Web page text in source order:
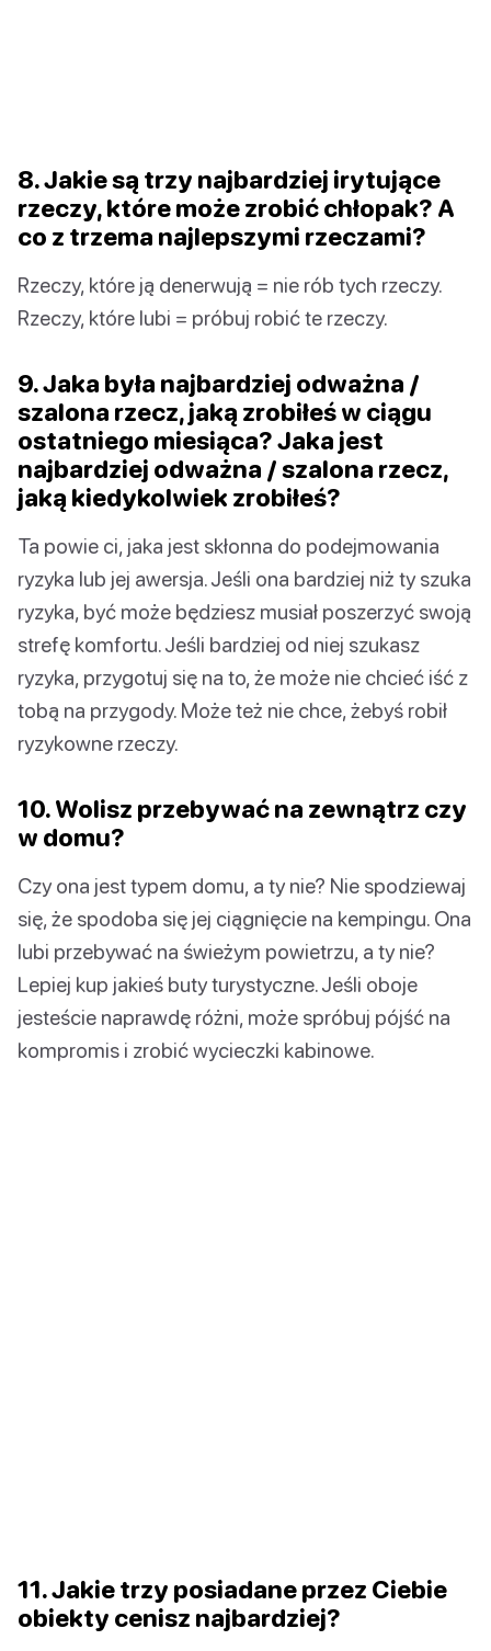
8. Jakie są trzy najbardziej irytujące
rzeczy, które może zrobić chłopak? A
co z trzema najlepszymi rzeczami?
Rzeczy, które ją denerwują = nie rób tych rzeczy.
Rzeczy, które lubi = próbuj robić te rzeczy.
9. Jaka była najbardziej odważna /
szalona rzecz, jaką zrobiłeś w ciągu
ostatniego miesiąca? Jaka jest
najbardziej odważna / szalona rzecz,
jaką kiedykolwiek zrobiłeś?
Ta powie ci, jaka jest skłonna do podejmowania
ryzyka lub jej awersja. Jeśli ona bardziej niż ty szuka
ryzyka, być może będziesz musiał poszerzyć swoją
strefę komfortu. Jeśli bardziej od niej szukasz
ryzyka, przygotuj się na to, że może nie chcieć iść z
tobą na przygody. Może też nie chce, żebyś robił
ryzykowne rzeczy.
10. Wolisz przebywać na zewnątrz czy
w domu?
Czy ona jest typem domu, a ty nie? Nie spodziewaj
się, że spodoba się jej ciągnięcie na kempingu. Ona
lubi przebywać na świeżym powietrzu, a ty nie?
Lepiej kup jakieś buty turystyczne. Jeśli oboje
jesteście naprawdę różni, może spróbuj pójść na
kompromis i zrobić wycieczki kabinowe.
11. Jakie trzy posiadane przez Ciebie
obiekty cenisz najbardziej?